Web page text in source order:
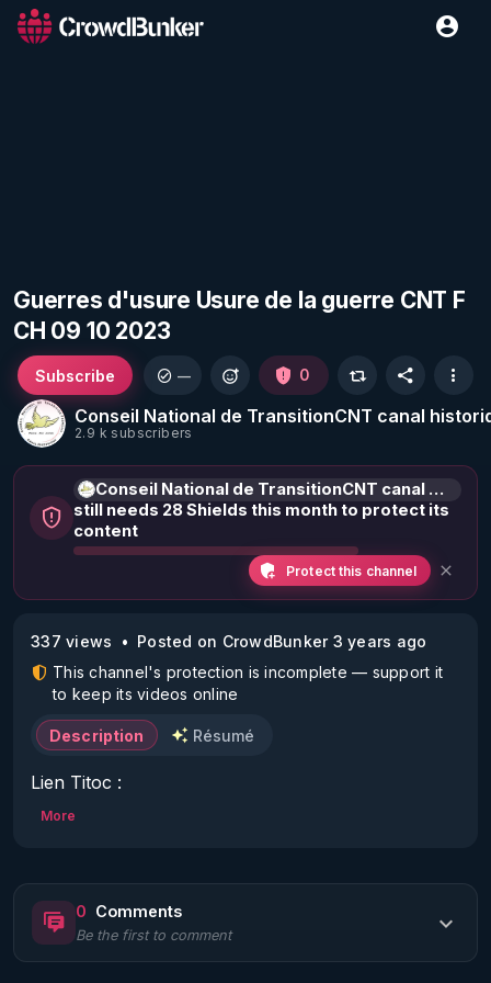
Guerres d'usure Usure de la guerre CNT F
CH 09 10 2023
Conseil National de TransitionCNT canal
2.9 k subscribers
Subscribe — 0
Conseil National de TransitionCNT canal historique
still needs 28 Shields this month to protect its
content
Protect this channel
337 views
Posted on CrowdBunker 3 years ago
This channel's protection is incomplete — support it
to keep its videos online
Description Résumé
https://www.tiktok.com/@cntcanalhistorique?
Lien boîte à outils :
https://crowdbunker.com/channel/SGqYeWNX
Pour connaître vos droits et les faire valoir,
More
0 Comments
Be the first to comment